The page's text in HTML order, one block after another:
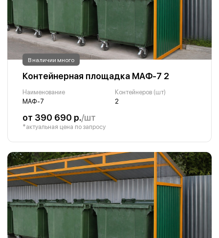
В наличии много
Контейнерная площадка МАФ-7 2
Наименование
МАФ-7
Контейнеров (шт)
2
от 390 690 р./шт
*актуальная цена по запросу